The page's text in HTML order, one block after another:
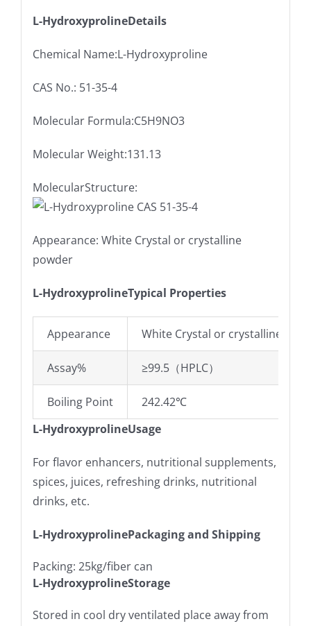
L-HydroxyprolineDetails
Chemical Name:L-Hydroxyproline
CAS No.: 51-35-4
Molecular Formula:C5H9NO3
Molecular Weight:131.13
MolecularStructure:
Appearance: White Crystal or crystalline
powder
L-HydroxyprolineTypical Properties
Appearance White Crystal or crystalline
Assay% ≥99.5（HPLC）
Boiling Point
242.42℃
L-HydroxyprolineUsage
For flavor enhancers, nutritional supplements,
spices, juices, refreshing drinks, nutritional
drinks, etc.
L-HydroxyprolinePackaging and Shipping
Packing: 25kg/fiber can
L-HydroxyprolineStorage
Stored in cool dry ventilated place away from